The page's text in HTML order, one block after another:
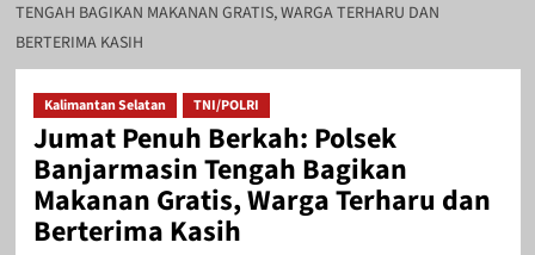
TENGAH BAGIKAN MAKANAN GRATIS, WARGA TERHARU DAN
BERTERIMA KASIH
Kalimantan Selatan TNI/POLRI
Jumat Penuh Berkah: Polsek
Banjarmasin Tengah Bagikan
Makanan Gratis, Warga Terharu dan
Berterima Kasih